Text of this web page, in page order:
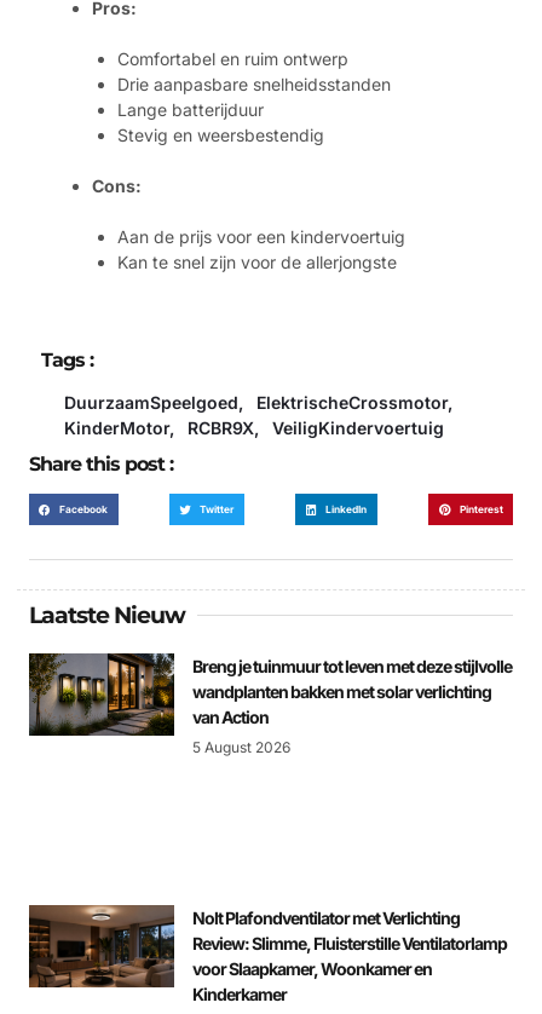
Pros:
Comfortabel en ruim ontwerp
Drie aanpasbare snelheidsstanden
Lange batterijduur
Stevig en weersbestendig
Cons:
Aan de prijs voor een kindervoertuig
Kan te snel zijn voor de allerjongste
DuurzaamSpeelgoed, ElektrischeCrossmotor,
KinderMotor, RCBR9X, VeiligKindervoertuig
Tags :
Share this post :
Facebook Twitter LinkedIn Pinterest
Laatste Nieuw
Breng je tuinmuur tot leven met deze stijlvolle
wandplanten bakken met solar verlichting
van Action
5 August 2026
Nolt Plafondventilator met Verlichting
Review: Slimme, Fluisterstille Ventilatorlamp
voor Slaapkamer, Woonkamer en
Kinderkamer